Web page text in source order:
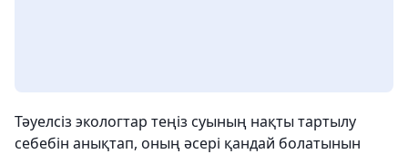
Тәуелсіз экологтар теңіз суының нақты тартылу
себебін анықтап, оның әсері қандай болатынын